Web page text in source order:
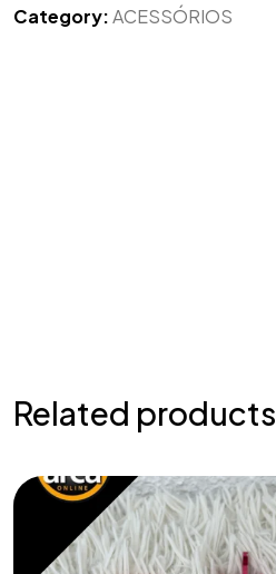
Category:ACESSÓRIOS
Related products